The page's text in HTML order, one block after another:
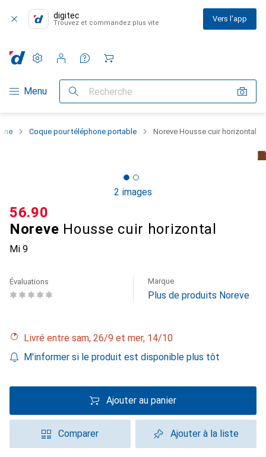
digitec
Trouvez et commandez plus vite Vers l'app
Navigation par catégorie
Menu Recherche
Paramètres
Compte client
Listes de comparaison
Listes d'envies
Panier
Coque pour téléphone portable Noreve Housse cuir horizontal
2 images
Noreve Housse cuir horizontal
Mi 9
CHF
56.90
Évaluations Marque
Plus de produits Noreve
Livré entre sam, 26/9 et mer, 14/10
M'informer si le produit est disponible plus tôt
Ajouter au panier
Comparer Ajouter à la liste